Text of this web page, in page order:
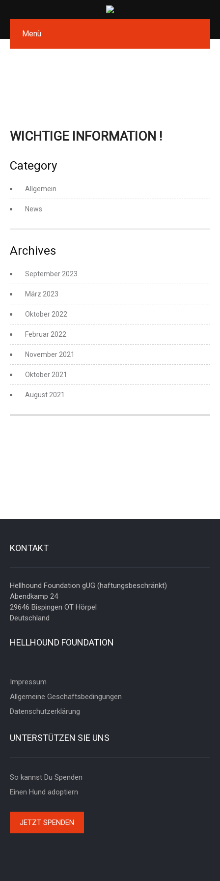
Menü
WICHTIGE INFORMATION !
Category
Allgemein
News
Archives
September 2023
März 2023
Oktober 2022
Februar 2022
November 2021
Oktober 2021
August 2021
KONTAKT
Hellhound Foundation gUG (haftungsbeschränkt)
Abendkamp 24
29646 Bispingen OT Hörpel
Deutschland
HELLHOUND FOUNDATION
Impressum
Allgemeine Geschäftsbedingungen
Datenschutzerklärung
UNTERSTÜTZEN SIE UNS
So kannst Du Spenden
Einen Hund adoptiern
JETZT SPENDEN